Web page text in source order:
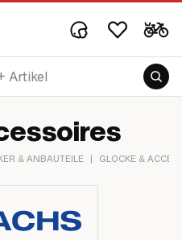
& ANBAUTEILE | GLOCKE &